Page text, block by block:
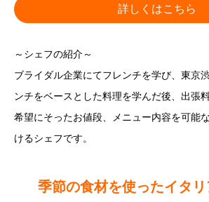
詳しくはこちら
～シェフの紹介～
ブライダル企業にてフレンチを学び、東京
ンチをベースとした料理を学んだ後、出張
希望にそったお値段、メニュー内容を可能
けるシェフです。
季節の食材を使ったイタ